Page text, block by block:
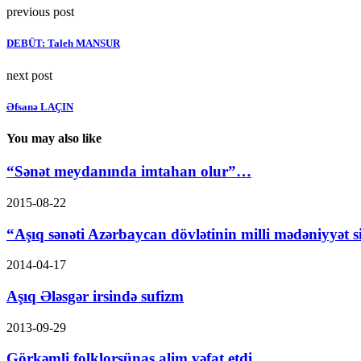
previous post
DEBÜT: Taleh MANSUR
next post
Əfsanə LAÇIN
You may also like
“Sənət meydanında imtahan olur”…
2015-08-22
“Aşıq sənəti Azərbaycan dövlətinin milli mədəniyyət
2014-04-17
Aşıq Ələsgər irsində sufizm
2013-09-29